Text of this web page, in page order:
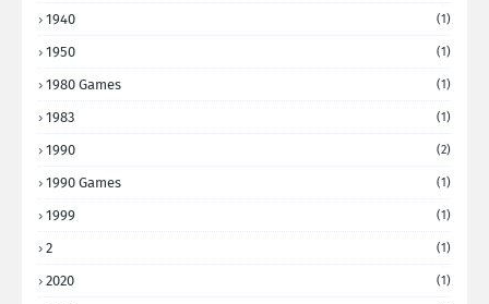
1940 (1)
1950 (1)
1980 Games (1)
1983 (1)
1990 (2)
1990 Games (1)
1999 (1)
2 (1)
2020 (1)